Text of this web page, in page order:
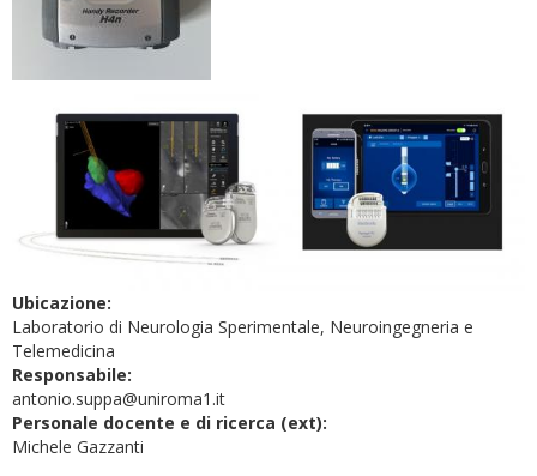
Ubicazione:
Laboratorio di Neurologia Sperimentale, Neuroingegneria e
Telemedicina
Responsabile:
antonio.suppa@uniroma1.it
Personale docente e di ricerca (ext):
Michele Gazzanti